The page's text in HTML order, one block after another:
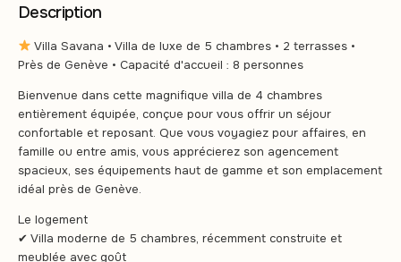
Description
Villa Savana • Villa de luxe de 5 chambres • 2 terrasses •
Près de Genève • Capacité d'accueil : 8 personnes
Bienvenue dans cette magnifique villa de 4 chambres
entièrement équipée, conçue pour vous offrir un séjour
confortable et reposant. Que vous voyagiez pour affaires, en
famille ou entre amis, vous apprécierez son agencement
spacieux, ses équipements haut de gamme et son emplacement
idéal près de Genève.
Le logement
✔ Villa moderne de 5 chambres, récemment construite et
meublée avec goût